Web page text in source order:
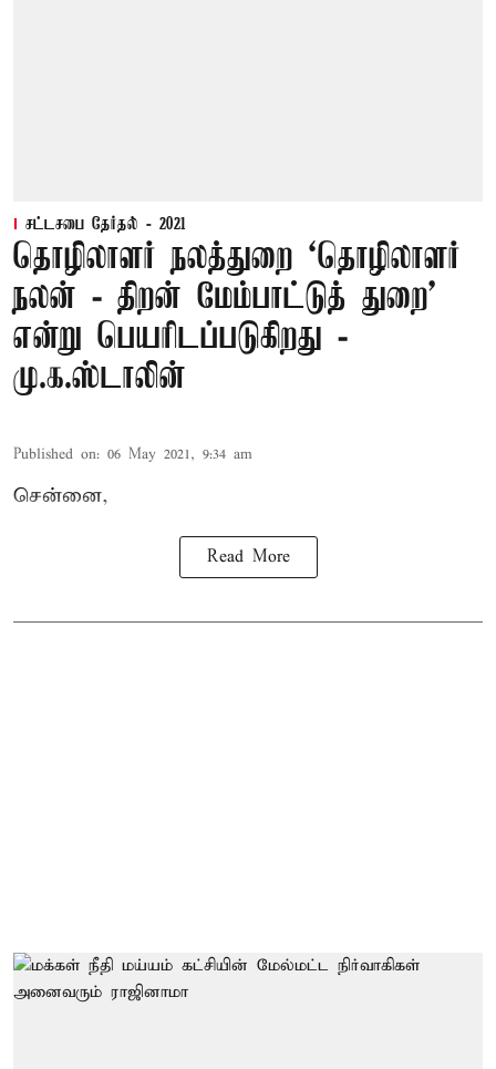
சட்டசபை தேர்தல் - 2021
தொழிலாளர் நலத்துறை ‘தொழிலாளர்
நலன் - திறன் மேம்பாட்டுத் துறை’
என்று பெயரிடப்படுகிறது -
மு.க.ஸ்டாலின்
Published on: 06 May 2021, 9:34 am
சென்னை,
Read More